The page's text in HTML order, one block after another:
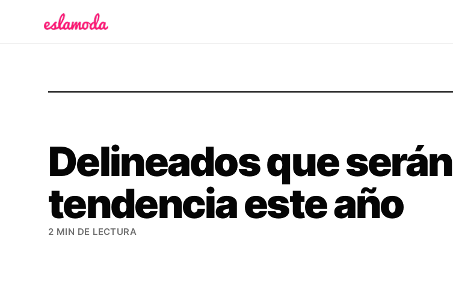
Delineados que serán
tendencia este año
2 MIN DE LECTURA